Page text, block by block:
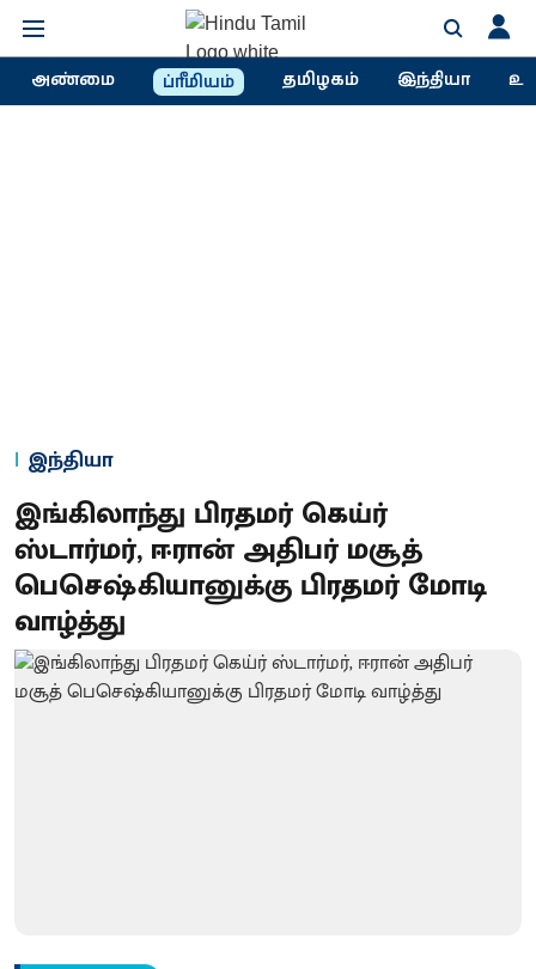
அண்மை ப்ரீமியம் தமிழகம் இந்தியா
இந்தியா
இங்கிலாந்து பிரதமர் கெய்ர்
ஸ்டார்மர், ஈரான் அதிபர் மசூத்
பெசெஷ்கியானுக்கு பிரதமர் மோடி
வாழ்த்து